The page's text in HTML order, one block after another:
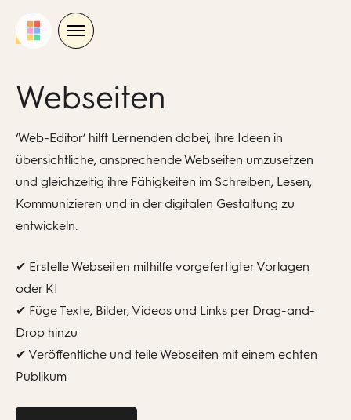
Webseiten
‘Web-Editor’ hilft Lernenden dabei, ihre Ideen in
übersichtliche, ansprechende Webseiten umzusetzen
und gleichzeitig ihre Fähigkeiten im Schreiben, Lesen,
Kommunizieren und in der digitalen Gestaltung zu
entwickeln.
✔ Erstelle Webseiten mithilfe vorgefertigter Vorlagen
oder KI
✔ Füge Texte, Bilder, Videos und Links per Drag-and-
Drop hinzu
✔ Veröffentliche und teile Webseiten mit einem echten
Publikum